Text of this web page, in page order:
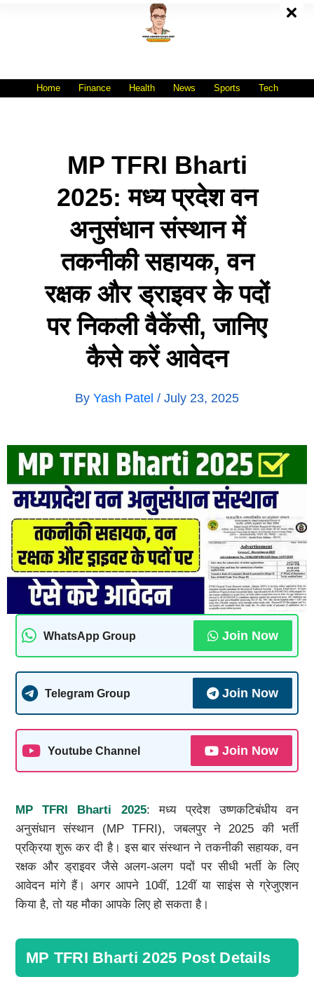
Home Finance Health News Sports Tech
MP TFRI Bharti
2025: मध्य प्रदेश वन
अनुसंधान संस्थान में
तकनीकी सहायक, वन
रक्षक और ड्राइवर के पदों
पर निकली वैकेंसी, जानिए
कैसे करें आवेदन
By Yash Patel / July 23, 2025
WhatsApp Group Join Now
Telegram Group Join Now
Youtube Channel Join Now
MP TFRI Bharti 2025: मध्य प्रदेश उष्णकटिबंधीय वन
अनुसंधान संस्थान (MP TFRI), जबलपुर ने 2025 की भर्ती
प्रक्रिया शुरू कर दी है। इस बार संस्थान ने तकनीकी सहायक, वन
रक्षक और ड्राइवर जैसे अलग-अलग पदों पर सीधी भर्ती के लिए
आवेदन मांगे हैं। अगर आपने 10वीं, 12वीं या साइंस से ग्रेजुएशन
किया है, तो यह मौका आपके लिए हो सकता है।
MP TFRI Bharti 2025 Post Details